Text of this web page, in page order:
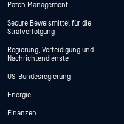
Patch Management
Secure Beweismittel für die
Strafverfolgung
Regierung, Verteidigung und
Nachrichtendienste
US-Bundesregierung
Energie
Finanzen